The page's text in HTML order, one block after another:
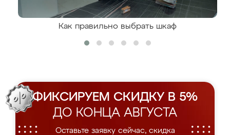
Как правильно выбрать шкаф
ФИКСИРУЕМ СКИДКУ В 5%
ДО КОНЦА АВГУСТА
Оставьте заявку сейчас, скидка